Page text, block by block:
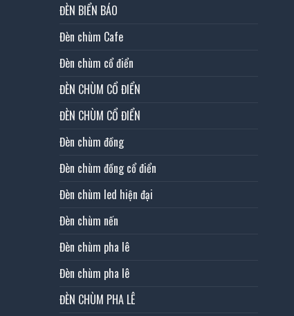
ĐÈN BIỂN BÁO
Đèn chùm Cafe
Đèn chùm cổ điển
ĐÈN CHÙM CỔ ĐIỂN
ĐÈN CHÙM CỔ ĐIỂN
Đèn chùm đồng
Đèn chùm đồng cổ điển
Đèn chùm led hiện đại
Đèn chùm nến
Đèn chùm pha lê
Đèn chùm pha lê
ĐÈN CHÙM PHA LÊ